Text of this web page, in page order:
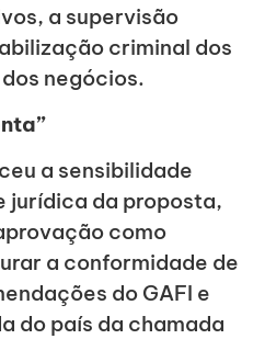
a supervisão
criminal dos
negócios.
a sensibilidade
jurídica da proposta,
como
a conformidade de
do GAFI e
do país da chamada